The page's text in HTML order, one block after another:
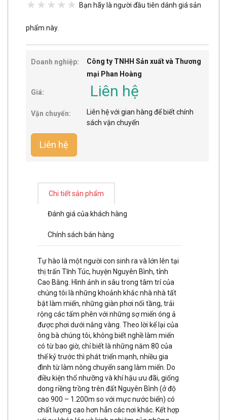
Bạn hãy là người đầu tiên dánh giá sản
phẩm này.
Doanh nghiệp:
Công ty TNHH Sản xuất và Thương
mại Phan Hoàng
Giá: Liên hệ
Vận chuyển:
Liên hệ với gian hàng để biết chính
sách vận chuyển
Liên hệ
Chi tiết sản phẩm
Đánh giá của khách hàng
Chính sách bán hàng
Tự hào là một người con sinh ra và lớn lên tại
thị trấn Tĩnh Túc, huyện Nguyên Bình, tỉnh
Cao Bằng. Hình ảnh in sâu trong tâm trí của
chúng tôi là những khoảnh khắc nhà nhà tất
bật làm miến, những giàn phơi nối tầng, trải
rộng các tấm phên với những sợ miến óng ả
được phơi dưới nắng vàng. Theo lời kể lại của
ông bà chúng tôi, không biết nghề làm miến
có từ bao giờ, chỉ biết là những năm 80 của
thế kỷ trước thì phát triển mạnh, nhiều gia
đình từ làm nông chuyển sang làm miến. Do
điều kiện thổ nhưỡng và khí hậu ưu đãi, giống
dong riềng trồng trên đất Nguyên Bình (ở độ
cao 900 – 1.200m so với mực nước biển) có
chất lượng cao hơn hẳn các nơi khác. Kết hợp